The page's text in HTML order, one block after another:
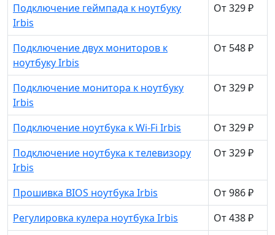
Подключение геймпада к ноутбуку
Irbis
От 329 ₽
Подключение двух мониторов к
ноутбуку Irbis
От 548 ₽
Подключение монитора к ноутбуку
Irbis
От 329 ₽
Подключение ноутбука к Wi-Fi Irbis
От 329 ₽
Подключение ноутбука к телевизору
Irbis
От 329 ₽
Прошивка BIOS ноутбука Irbis
От 986 ₽
Регулировка кулера ноутбука Irbis
От 438 ₽